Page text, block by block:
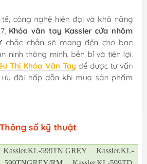
công nghệ hiện đại và khả năng
Khóa vân tay Kassler cửa nhôm
chắc chắn sẽ mang đến cho bạn
ninh thông minh, bền bỉ và tiện lợi.
Thị Khóa Vân Tayđể được tư vấn
đãi hấp dẫn khi mua sản phẩm
Thông số kỹ thuật
Kassler.KL-599TN GREY _ Kassler.KL-